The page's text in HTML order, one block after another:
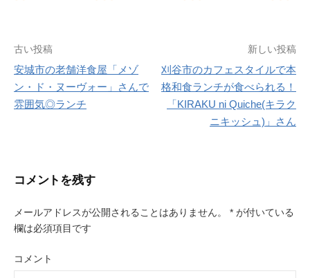
投
稿
ゲ
ー
シ
ョ
古い投稿
安城市の老舗洋食屋「メゾ
ン・ド・ヌーヴォー」さんで
雰囲気◎ランチ
新しい投稿
刈谷市のカフェスタイルで本
格和食ランチが食べられる！
「KIRAKU ni Quiche(キラク
ニキッシュ)」さん
コメントを残す
メールアドレスが公開されることはありません。 * が付いている
欄は必須項目です
コメント